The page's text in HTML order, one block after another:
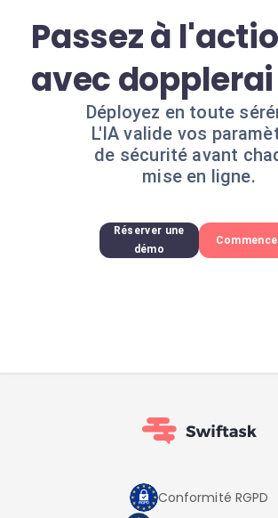
Passez à
avec dopplerai
Déployez en toute
L'IA valide vos
de sécurité avant
mise en ligne.
Réserver une
démo
Conformité RGPD